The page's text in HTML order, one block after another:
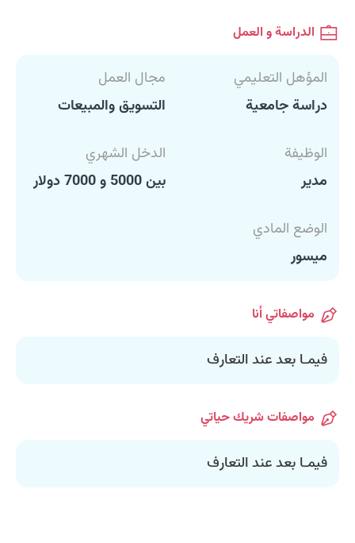
الدراسة و العمل
المؤهل التعليمي
دراسة جامعية
مجال العمل
التسويق والمبيعات
الوظيفة
مدير
الدخل الشهري
بين 5000 و 7000 دولار
الوضع المادي
ميسور
مواصفاتي أنا
فيمـا بعد عند التعارف
مواصفات شريك حياتي
فيمـا بعد عند التعارف